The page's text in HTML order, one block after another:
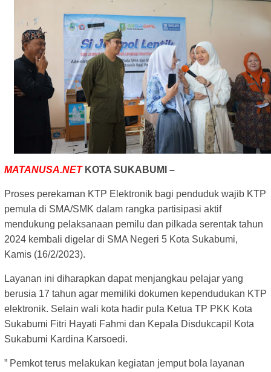
MATANUSA.NETKOTA SUKABUMI –
Proses perekaman KTP Elektronik bagi penduduk wajib KTP
pemula di SMA/SMK dalam rangka partisipasi aktif
mendukung pelaksanaan pemilu dan pilkada serentak tahun
2024 kembali digelar di SMA Negeri 5 Kota Sukabumi,
Kamis (16/2/2023).
Layanan ini diharapkan dapat menjangkau pelajar yang
berusia 17 tahun agar memiliki dokumen kependudukan KTP
elektronik. Selain wali kota hadir pula Ketua TP PKK Kota
Sukabumi Fitri Hayati Fahmi dan Kepala Disdukcapil Kota
Sukabumi Kardina Karsoedi.
” Pemkot terus melakukan kegiatan jemput bola layanan